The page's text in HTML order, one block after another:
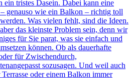
ein tristes Dasein. Dabei kann eine
– genauso wie ein Balkon – richtig toll
Was vielen fehlt, sind die Ideen.
das kleinste Problem sein, denn wir
für Sie parat, was sie einfach und
können. Ob als dauerhafte
für Zwischendurch,
sozusagen. Und weil auch
oder einem Balkon immer